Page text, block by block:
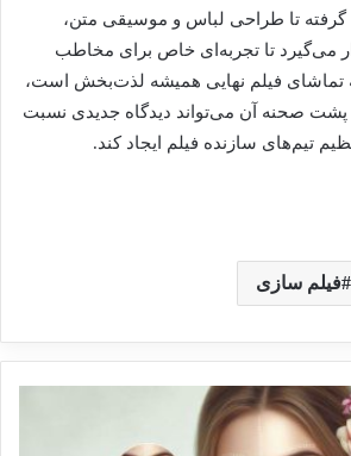
گرفته تا طراحی لباس و موسیقی متن،
می‌گیرد تا تجربه‌ای خاص برای مخاطب
تماشای فیلم نهایی همیشه لذت‌بخش است،
پشت صحنه آن می‌تواند دیدگاه جدیدی نسبت
تیم‌های سازنده فیلم ایجاد کند.
فیلم سازی